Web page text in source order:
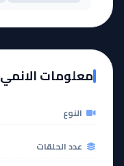
مشاهدة
معلومات الانمي
النوع
عدد الحلقات